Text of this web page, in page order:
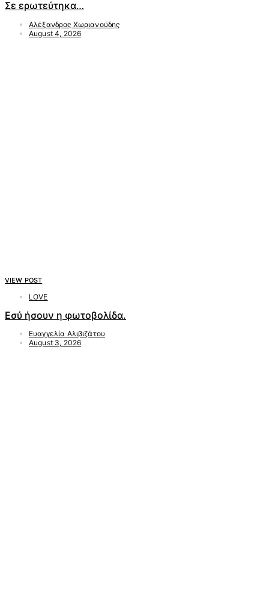
Σε ερωτεύτηκα…
Αλέξανδρος Χωριανούδης
August 4, 2026
VIEW POST
LOVE
Εσύ ήσουν η φωτοβολίδα.
Ευαγγελία Αλιβιζάτου
August 3, 2026